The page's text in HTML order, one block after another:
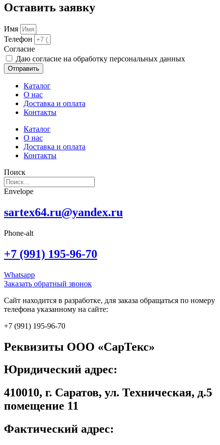
Оставить заявку
Имя
Телефон
Cогласие
Даю согласие на обработку персональных данных
Отправить
Каталог
О нас
Доставка и оплата
Контакты
Каталог
О нас
Доставка и оплата
Контакты
Поиск
Envelope
sartex64.ru@yandex.ru
Phone-alt
+7 (991) 195-96-70
Whatsapp
Заказать обратный звонок
Сайт находится в разработке, для заказа обращаться по номеру
телефона указанному на сайте:
+7 (991) 195-96-70
Реквизиты ООО «СарТекс»
Юридический адрес:
410010, г. Саратов, ул. Техническая, д.5
помещение 11
Фактический адрес: